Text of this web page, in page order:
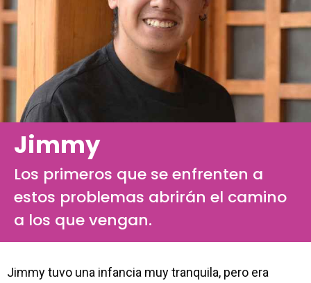
Jimmy
Los primeros que se enfrenten a
estos problemas abrirán el camino
a los que vengan.
Jimmy tuvo una infancia muy tranquila, pero era